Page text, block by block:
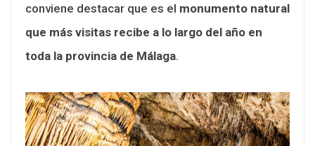
conviene destacar que es el monumento natural
que más visitas recibe a lo largo del año en
toda la provincia de Málaga.